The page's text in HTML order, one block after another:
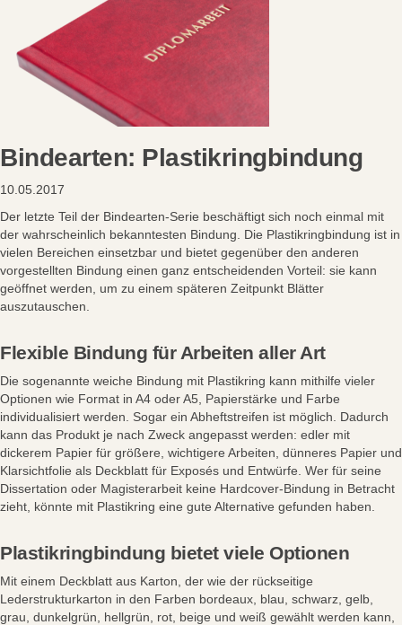
Bindearten: Plastikringbindung
10.05.2017
Der letzte Teil der Bindearten-Serie beschäftigt sich noch einmal mit
der wahrscheinlich bekanntesten Bindung. Die Plastikringbindung ist in
vielen Bereichen einsetzbar und bietet gegenüber den anderen
vorgestellten Bindung einen ganz entscheidenden Vorteil: sie kann
geöffnet werden, um zu einem späteren Zeitpunkt Blätter
auszutauschen.
Flexible Bindung für Arbeiten aller Art
Die sogenannte weiche Bindung mit Plastikring kann mithilfe vieler
Optionen wie Format in A4 oder A5, Papierstärke und Farbe
individualisiert werden. Sogar ein Abheftstreifen ist möglich. Dadurch
kann das Produkt je nach Zweck angepasst werden: edler mit
dickerem Papier für größere, wichtigere Arbeiten, dünneres Papier und
Klarsichtfolie als Deckblatt für Exposés und Entwürfe. Wer für seine
Dissertation oder Magisterarbeit keine Hardcover-Bindung in Betracht
zieht, könnte mit Plastikring eine gute Alternative gefunden haben.
Plastikringbindung bietet viele Optionen
Mit einem Deckblatt aus Karton, der wie der rückseitige
Lederstrukturkarton in den Farben bordeaux, blau, schwarz, gelb,
grau, dunkelgrün, hellgrün, rot, beige und weiß gewählt werden kann,